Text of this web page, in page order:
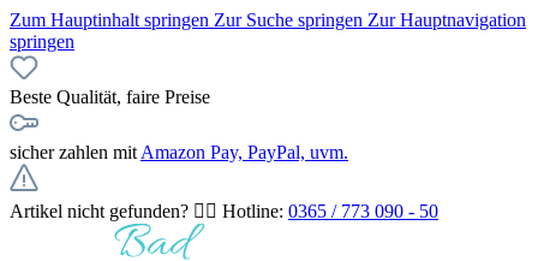
Zum Hauptinhalt springen Zur Suche springen Zur Hauptnavigation
springen
Beste Qualität, faire Preise
sicher zahlen mit Amazon Pay, PayPal, uvm.
Artikel nicht gefunden? 👉🏻 Hotline: 0365 / 773 090 - 50